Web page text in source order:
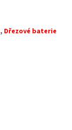
, Dřezové baterie